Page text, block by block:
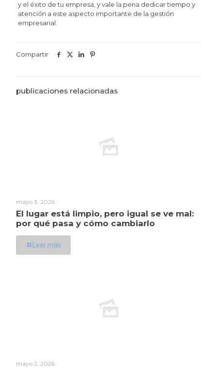
y el éxito de tu empresa, y vale la pena dedicar tiempo y
atención a este aspecto importante de la gestión
empresarial.
Compartir
publicaciones relacionadas
mayo 3, 2026
El lugar está limpio, pero igual se ve mal:
por qué pasa y cómo cambiarlo
Leer más
mayo 2, 2026